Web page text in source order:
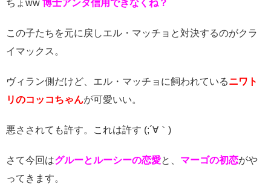
ちょww 博士アンタ信用できなくね？
この子たちを元に戻しエル・マッチョと対決するのがクラ
イマックス。
ヴィラン側だけど、エル・マッチョに飼われているニワト
リのコッコちゃんが可愛いい。
悪さされても許す。これは許す (;´∀｀)
さて今回はグルーとルーシーの恋愛と、 マーゴの初恋がや
ってきます。